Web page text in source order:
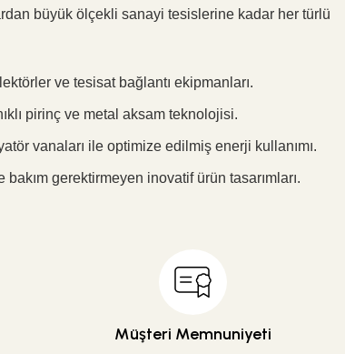
büyük ölçekli sanayi tesislerine kadar her türlü
ve tesisat bağlantı ekipmanları.
pirinç ve metal aksam teknolojisi.
vanaları ile optimize edilmiş enerji kullanımı.
gerektirmeyen inovatif ürün tasarımları.
Müşteri Memnuniyeti